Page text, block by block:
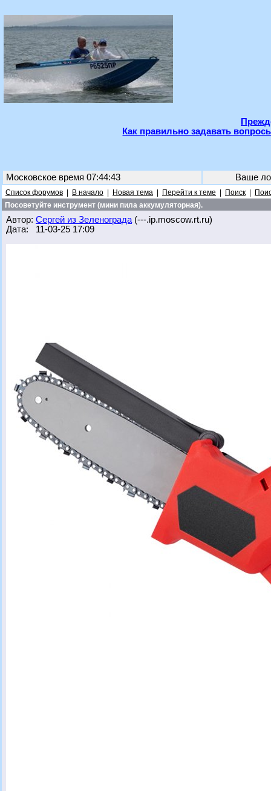
Как правильно задавать
Московское время 07:44:43 Ваше
Список форумов В начало Новая тема Перейти к теме Поиск
Посоветуйте инструмент (мини пила аккумуляторная).
Автор: Сергей из Зеленограда (---.ip.moscow.rt.ru)
Дата: 11-03-25 17:09